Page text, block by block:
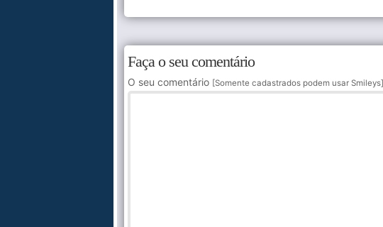
Faça o seu comentário
O seu comentário [Somente cadastrados podem usar Smileys]